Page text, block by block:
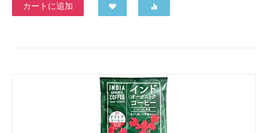
カートに追加